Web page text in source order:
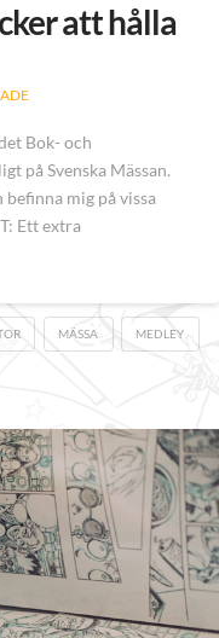
att hålla
Bok- och
på Svenska Mässan.
befinna mig på vissa
Ett extra
MÄSSA MEDLEY